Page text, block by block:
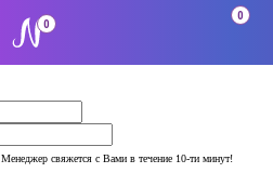
Менеджер свяжется с Вами в течение 10-ти минут!
0
0